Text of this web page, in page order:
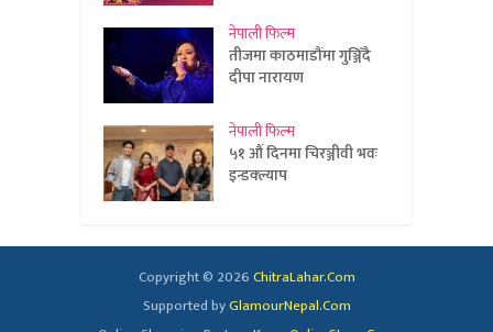
नेपाली फिल्म
तीजमा काठमाडौंमा गुञ्जिँदै
दीपा नारायण
नेपाली फिल्म
५१ औं दिनमा चिरञ्जीवी भवः
इन्डक्ल्याप
Copyright © 2026ChitraLahar.Com
Supported byGlamourNepal.Com